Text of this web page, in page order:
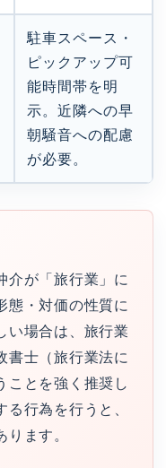
駐車スペース・
ピックアップ可
能時間帯を明
示。近隣への早
朝騒音への配慮
が必要。
介が「旅行業」に
態・対価の性質に
い場合は、旅行業
書士（旅行業法に
ことを強く推奨し
行為を行うと、
ます。